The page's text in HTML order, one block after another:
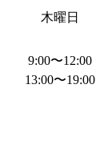
木曜日
9:00〜12:00
13:00〜19:00